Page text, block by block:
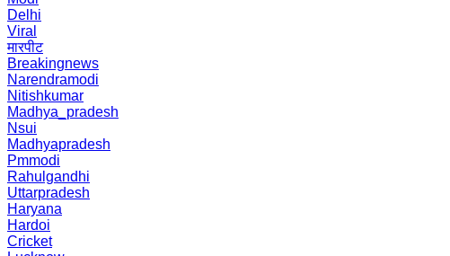
Delhi
Viral
मारपीट
Breakingnews
Narendramodi
Nitishkumar
Madhya_pradesh
Nsui
Madhyapradesh
Pmmodi
Rahulgandhi
Uttarpradesh
Haryana
Hardoi
Cricket